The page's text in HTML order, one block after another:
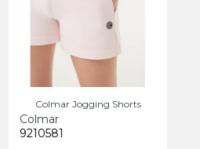
Colmar Jogging Shorts
Colmar
9210581